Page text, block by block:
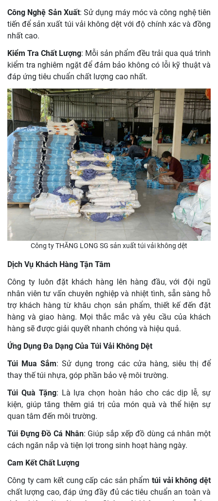
Công Nghệ Sản Xuất: Sử dụng máy móc và công nghệ tiên
tiến để sản xuất túi vải không dệt với độ chính xác và đồng
nhất cao.
Kiểm Tra Chất Lượng: Mỗi sản phẩm đều trải qua quá trình
kiểm tra nghiêm ngặt để đảm bảo không có lỗi kỹ thuật và
đáp ứng tiêu chuẩn chất lượng cao nhất.
Công ty THĂNG LONG SG sản xuất túi vải không dệt
Dịch Vụ Khách Hàng Tận Tâm
Công ty luôn đặt khách hàng lên hàng đầu, với đội ngũ
nhân viên tư vấn chuyên nghiệp và nhiệt tình, sẵn sàng hỗ
trợ khách hàng từ khâu chọn sản phẩm, thiết kế đến đặt
hàng và giao hàng. Mọi thắc mắc và yêu cầu của khách
hàng sẽ được giải quyết nhanh chóng và hiệu quả.
Ứng Dụng Đa Dạng Của Túi Vải Không Dệt
Túi Mua Sắm: Sử dụng trong các cửa hàng, siêu thị để
thay thế túi nhựa, góp phần bảo vệ môi trường.
Túi Quà Tặng: Là lựa chọn hoàn hảo cho các dịp lễ, sự
kiện, giúp tăng thêm giá trị của món quà và thể hiện sự
quan tâm đến môi trường.
Túi Đựng Đồ Cá Nhân: Giúp sắp xếp đồ dùng cá nhân một
cách ngăn nắp và tiện lợi trong sinh hoạt hàng ngày.
Cam Kết Chất Lượng
Công ty cam kết cung cấp các sản phẩm túi vải không dệt
chất lượng cao, đáp ứng đầy đủ các tiêu chuẩn an toàn và